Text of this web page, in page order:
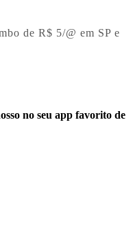
de R$ 5/@ em SP e
no seu app favorito de